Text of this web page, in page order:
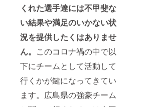
くれた選手達には不甲斐な
い結果や満足のいかない状
況を提供したくはありませ
ん。 このコロナ禍の中で以
下にチームとして活動して
行くかが鍵になってきてい
ます。広島県の強豪チーム